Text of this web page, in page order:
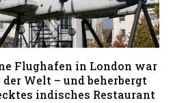
Flughafen in London war
Welt – und beherbergt
indisches Restaurant